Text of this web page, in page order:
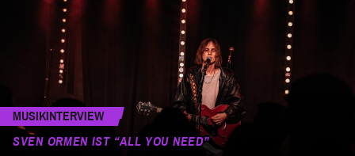
MUSIKINTERVIEW
SVEN ORMEN IST “ALL YOU NEED”